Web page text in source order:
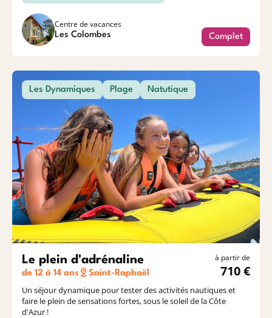
Centre de vacances
Les Colombes Complet
Les Dynamiques Plage Natutique
Le plein d'adrénaline
de 12 à 14 ans Saint-Raphaël
à partir de
710 €
Un séjour dynamique pour tester des activités nautiques et
faire le plein de sensations fortes, sous le soleil de la Côte
d'Azur !